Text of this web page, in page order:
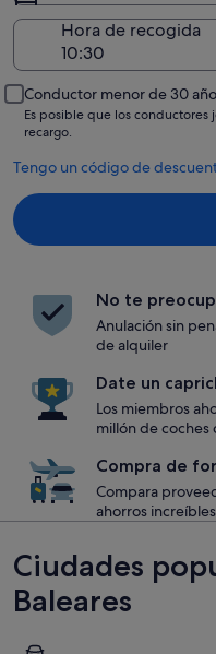
Hora de recogida
Conductor menor de 30
Es posible que los conductores
recargo.
Tengo un código de
No te
Anulación sin
de alquiler
Date un
Los miembros
millón de coches
Compra de
Compara
ahorros increíbles
Ciudades
Baleares
Palma de Mallorca